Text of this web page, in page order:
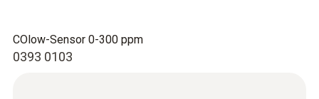
0393 0103
COlow-Sensor 0-300 ppm